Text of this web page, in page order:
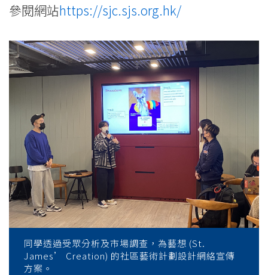
參閱網站https://sjc.sjs.org.hk/
同學透過受眾分析及市場調查，為藝想 (St.
James’ Creation) 的社區藝術計劃設計網絡宣傳
方案。